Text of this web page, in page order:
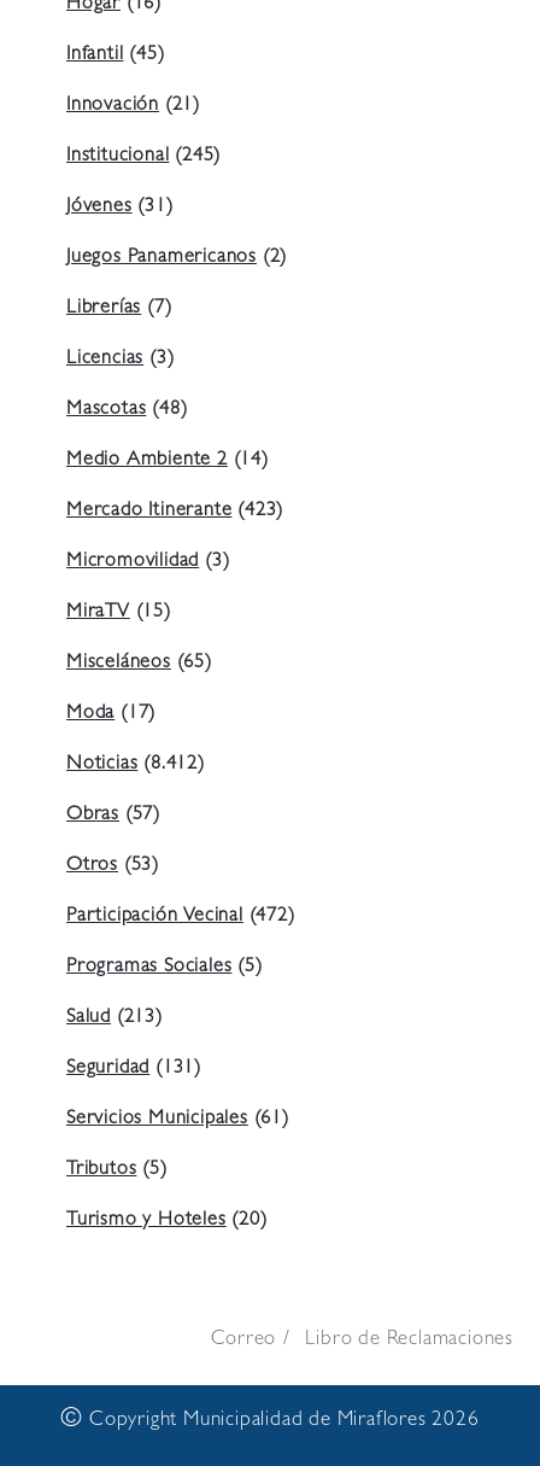
Hogar (16)
Infantil(45)
Innovación (21)
Institucional(245)
Jóvenes(31)
Juegos Panamericanos (2)
Librerías(7)
Licencias(3)
Mascotas(48)
Medio Ambiente 2(14)
Mercado Itinerante(423)
Micromovilidad(3)
MiraTV(15)
Misceláneos(65)
Moda(17)
Noticias(8.412)
Obras (57)
Otros (53)
Participación Vecinal(472)
Programas Sociales(5)
Salud (213)
Seguridad(131)
Servicios Municipales(61)
Tributos(5)
Turismo y Hoteles(20)
Correo Libro de Reclamaciones
© Copyright Municipalidad de Miraflores 2026